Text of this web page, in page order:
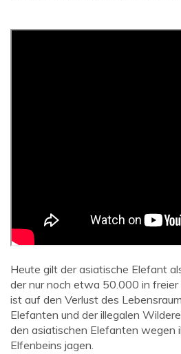
Heute gilt der asiatische Elefant
der nur noch etwa 50.000 in
ist auf den Verlust des
Elefanten und der illegalen
den asiatischen Elefanten wegen
Elfenbeins jagen.